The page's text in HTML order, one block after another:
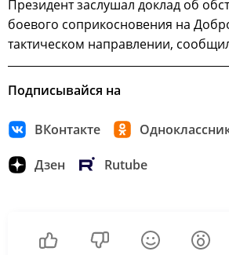
Президент заслушал доклад об
боевого соприкосновения на
тактическом направлении,
Подписывайся на
ВКонтакте
Дзен Rutube